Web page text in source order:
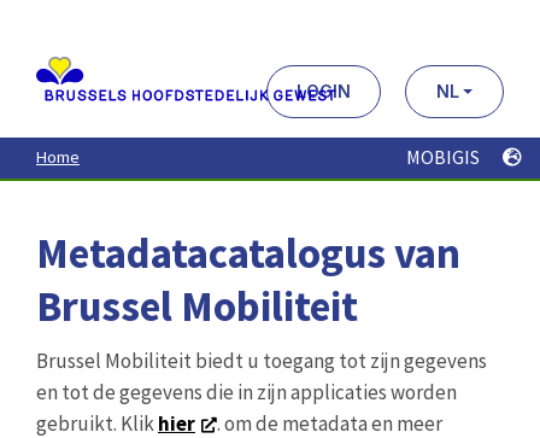
contenu
principal
LOGIN NL
Home MOBIGIS
Metadatacatalogus van
Brussel Mobiliteit
Brussel Mobiliteit biedt u toegang tot zijn gegevens
en tot de gegevens die in zijn applicaties worden
gebruikt. Klikhier
. om de metadata en meer